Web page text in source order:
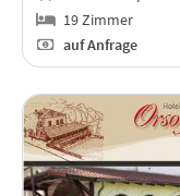
19 Zimmer
auf Anfrage